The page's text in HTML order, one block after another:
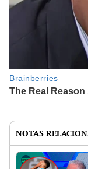
NOTAS